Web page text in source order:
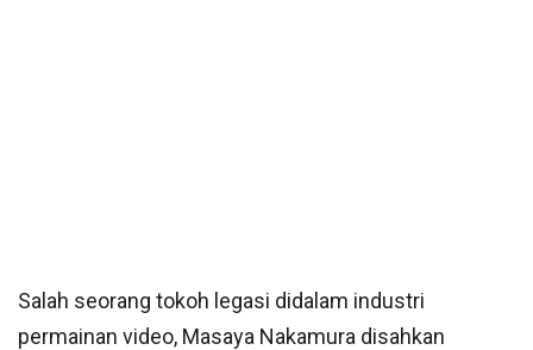
Salah seorang tokoh legasi didalam industri
permainan video, Masaya Nakamura disahkan